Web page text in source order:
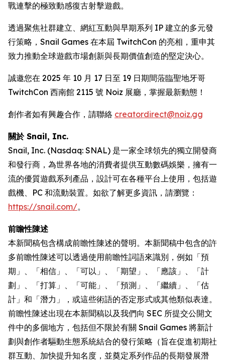
戰連擊的極致動感復古射擊遊戲。
透過聚焦社群建立、網紅互動與早期系列 IP 建立的多元發
行策略，Snail Games 在本屆 TwitchCon 的亮相，重申其
致力推動全球遊戲市場創新與長期價值創造的堅定決心。
誠邀您在 2025 年 10 月 17 日至 19 日期間蒞臨聖地牙哥
TwitchCon 西南館 2115 號 Noiz 展廳，掌握最新動態！
創作者如有興趣合作，請聯絡 creatordirect@noiz.gg
關於 Snail, Inc.
Snail, Inc. (Nasdaq: SNAL) 是一家全球領先的獨立開發商
和發行商，為世界各地的消費者提供互動數碼娛樂，擁有一
流的優質遊戲系列產品，設計可在各種平台上使用，包括遊
戲機、PC 和流動裝置。如欲了解更多資訊，請瀏覽：
https://snail.com/。
前瞻性陳述
本新聞稿包含構成前瞻性陳述的聲明。本新聞稿中包含的許
多前瞻性陳述可以透過使用前瞻性詞語來識別，例如「預
期」、「相信」、「可以」、「期望」、「應該」、「計
劃」、「打算」、「可能」、「預測」、「繼續」、「估
計」和「潛力」，或這些術語的否定形式或其他類似表達。
前瞻性陳述出現在本新聞稿以及我們向 SEC 所提交公開文
件中的多個地方，包括但不限於有關 Snail Games 將新計
劃與創作者驅動生態系統結合的發行策略（旨在促進初期社
群互動、加快提升知名度，並奠定系列作品的長期發展潛